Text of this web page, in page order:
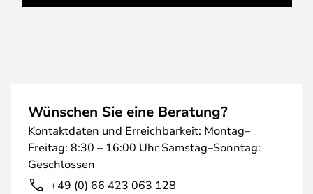
Wünschen Sie eine Beratung?
Kontaktdaten und Erreichbarkeit: Montag–
Freitag: 8:30 – 16:00 Uhr Samstag–Sonntag:
Geschlossen
+49 (0) 66 423 063 128